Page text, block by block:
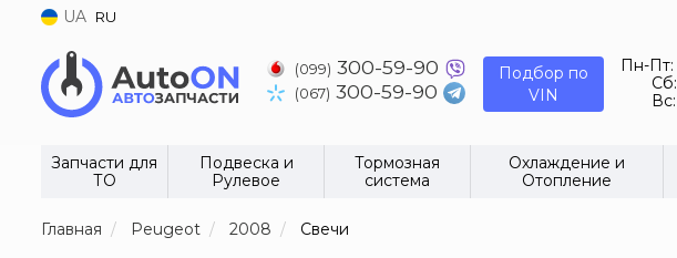
UA RU
(099) 300-59-90
(067) 300-59-90
Подбор по
VIN
Пн-Пт:
Сб:
Вс:
Запчасти для
ТО
Подвеска и
Рулевое
Тормозная
система
Охлаждение и
Отопление
Главная Peugeot 2008 Свечи